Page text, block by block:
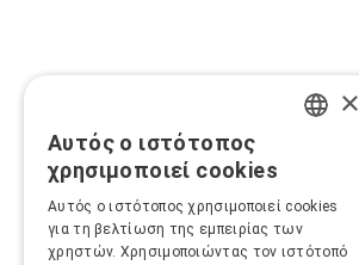
×
Αυτός ο ιστότοπος
χρησιμοποιεί cookies
Αυτός ο ιστότοπος χρησιμοποιεί cookies
για τη βελτίωση της εμπειρίας των
χρηστών. Χρησιμοποιώντας τον ιστότοπό